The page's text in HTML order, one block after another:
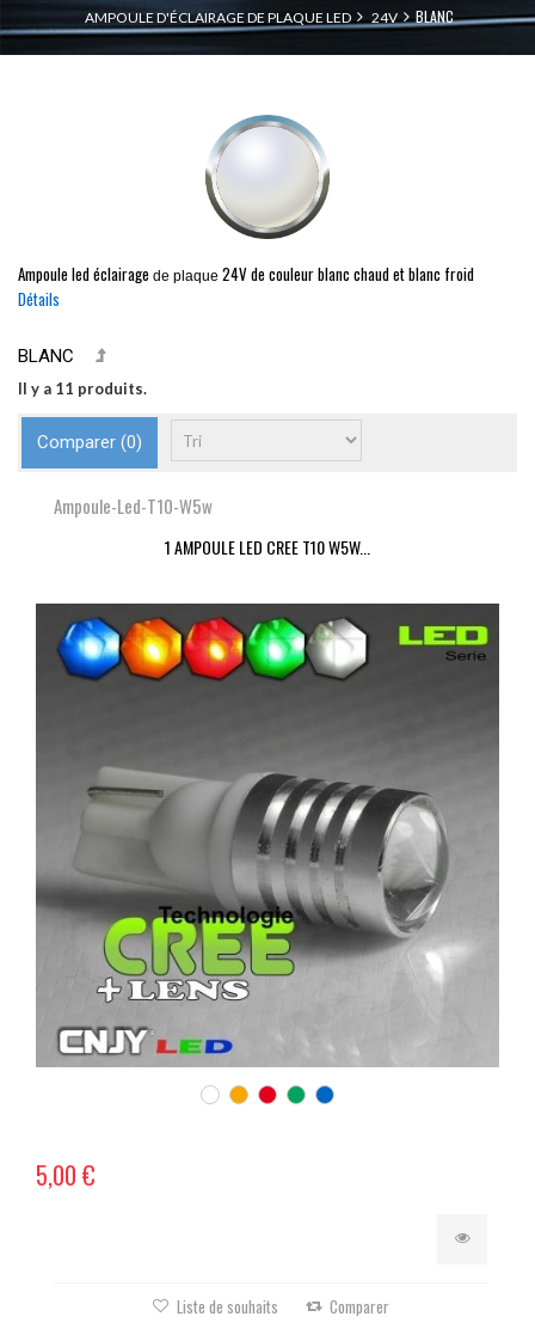
AMPOULE D'ÉCLAIRAGE DE PLAQUE LED
24V BLANC
Ampoule ledéclairage de plaque 24V de couleur blanc chaud et blanc froid
Détails
BLANC
Il y a 11 produits.
Comparer (0)
Ampoule-Led-T10-W5w
1 AMPOULE LED CREE T10 W5W...
5,00 €
Liste de souhaits Comparer